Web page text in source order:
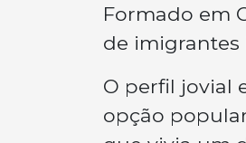
Formado em
de imigrantes
O perfil jovial
opção